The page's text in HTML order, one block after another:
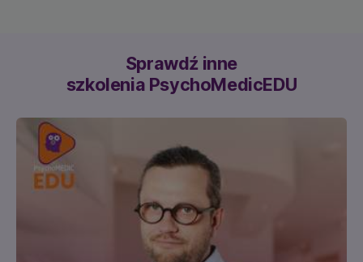
Sprawdź inne
szkolenia PsychoMedicEDU